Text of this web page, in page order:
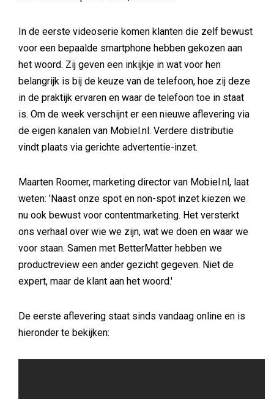
In de eerste videoserie komen klanten die zelf bewust
voor een bepaalde smartphone hebben gekozen aan
het woord. Zij geven een inkijkje in wat voor hen
belangrijk is bij de keuze van de telefoon, hoe zij deze
in de praktijk ervaren en waar de telefoon toe in staat
is. Om de week verschijnt er een nieuwe aflevering via
de eigen kanalen van Mobiel.nl. Verdere distributie
vindt plaats via gerichte advertentie-inzet.
Maarten Roomer, marketing director van Mobiel.nl, laat
weten: 'Naast onze spot en non-spot inzet kiezen we
nu ook bewust voor contentmarketing. Het versterkt
ons verhaal over wie we zijn, wat we doen en waar we
voor staan. Samen met BetterMatter hebben we
productreview een ander gezicht gegeven. Niet de
expert, maar de klant aan het woord.'
De eerste aflevering staat sinds vandaag online en is
hieronder te bekijken: